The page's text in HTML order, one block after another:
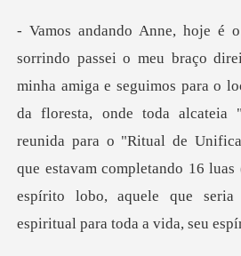
da floresta, onde toda alcateia
reunida para o "Ritual de
que estavam com